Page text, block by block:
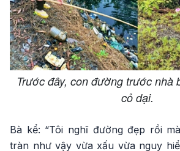
Trước đây, con đường trước nhà
cỏ dại.
Bà kể: “Tôi nghĩ đường đẹp rồi
tràn như vậy vừa xấu vừa nguy